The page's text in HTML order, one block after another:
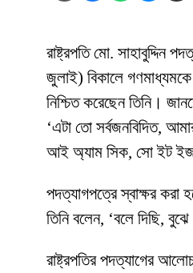
রাষ্ট্রপতি মো. সাহাবুদ্দিন
জুলাই) বিকালে গণমাধ্যমকে
নিশ্চিত করেছেন তিনি।
‘এটা তো সর্বজনবিদিত,
আই অ্যাম সিক, সো ইট
পদত্যাগপত্রে স্বাক্ষর করা
তিনি বলেন, ‘বলে দিছি,
রাষ্ট্রপতির পদত্যাগের